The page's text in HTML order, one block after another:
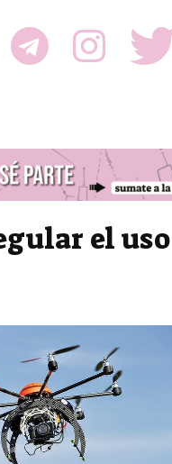
el